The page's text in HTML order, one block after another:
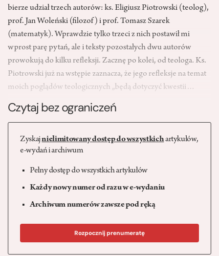
bierze udział trzech autorów: ks. Eligiusz Piotrowski (teolog),
prof. Jan Woleński (filozof) i prof. Tomasz Szarek
(matematyk). Wprawdzie tylko trzeci z nich postawił mi
wprost parę pytań, ale i teksty pozostałych dwu autorów
prowokują do kilku refleksji. Zacznę po kolei, od teologa. Ks.
Piotrowski już na wstępie zaznacza, że jego refleksje na temat
moich poglądów teologicznych „będą dotyczyć kwestii…
Czytaj bez ograniczeń
Zyskajnielimitowany dostęp do wszystkichartykułów,
e-wydań i archiwum
Pełny dostęp do wszystkich artykułów
Każdy nowy numer od razu w e-wydaniu
Archiwum numerów zawsze pod ręką
Rozpocznij prenumeratę